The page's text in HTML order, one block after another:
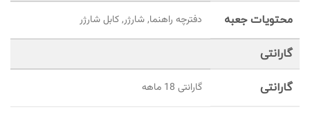
محتویات جعبه دفترچه راهنما, شارژر, کابل شارژر
گارانتی
گارانتی گارانتی 18 ماهه